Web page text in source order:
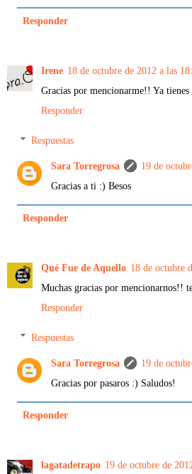
Responder
Irene 18 de octubre de 2012 a las
Gracias por mencionarme!! Ya
Responder
Respuestas
Sara Torregrosa
19 de
Gracias a ti :) Besos
Responder
Qué Fue de Aquello 18 de octubre
Muchas gracias por mencionarnos!!
Responder
Respuestas
Sara Torregrosa
19 de
Gracias por pasaros :) Saludos!
Responder
lagatadetrapo 19 de octubre de